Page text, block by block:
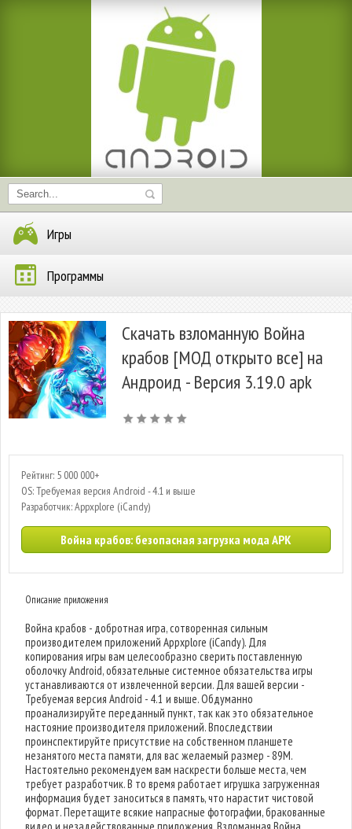
Игры
Программы
Скачать взломанную Война
крабов [МОД открыто все] на
Андроид - Версия 3.19.0 apk
Рейтинг: 5 000 000+
OS: Требуемая версия Android - 4.1 и выше
Разработчик: Appxplore (iCandy)
Война крабов: безопасная загрузка мода APK
Описание приложения
Война крабов - добротная игра, сотворенная сильным
производителем приложений Appxplore (iCandy). Для
копирования игры вам целесообразно сверить поставленную
оболочку Android, обязательные системное обязательства игры
устанавливаются от извлеченной версии. Для вашей версии -
Требуемая версия Android - 4.1 и выше. Обдуманно
проанализируйте переданный пункт, так как это обязательное
настояние производителя приложений. Впоследствии
проинспектируйте присутствие на собственном планшете
незанятого места памяти, для вас желаемый размер - 89M.
Настоятельно рекомендуем вам наскрести больше места, чем
требует разработчик. В то время работает игрушка загруженная
информация будет заноситься в память, что нарастит чистовой
формат. Перетащите всякие напрасные фотографии, бракованные